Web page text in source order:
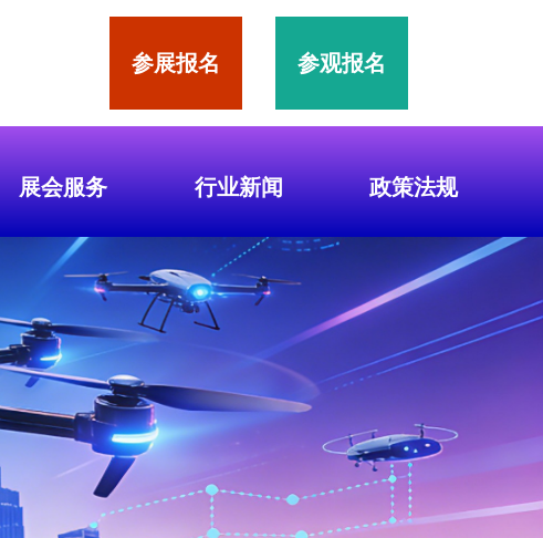
参展报名 参观报名
展会服务 行业新闻 政策法规